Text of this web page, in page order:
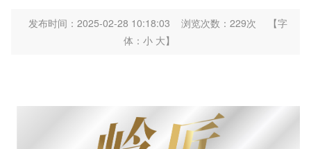
发布时间：2025-02-28 10:18:03 浏览次数：229次
【字
体： 小 大】